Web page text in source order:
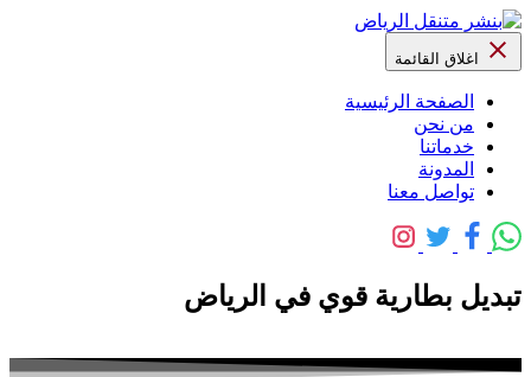
اغلاق القائمة
الصفحة الرئيسية
من نحن
خدماتنا
المدونة
تواصل معنا
تبديل بطارية قوي في الرياض